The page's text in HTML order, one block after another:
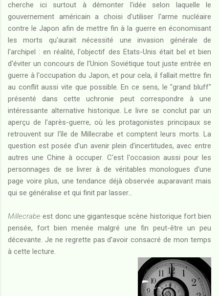
cherche ici surtout à démonter l'idée selon laquelle le
gouvernement américain a choisi d'utiliser l'arme nucléaire
contre le Japon afin de mettre fin à la guerre en économisant
les morts qu'aurait nécessité une invasion générale de
l'archipel : en réalité, l'objectif des Etats-Unis était bel et bien
d'éviter un concours de l'Union Soviétique tout juste entrée en
guerre à l'occupation du Japon, et pour cela, il fallait mettre fin
au conflit aussi vite que possible. En ce sens, le "grand bluff"
présenté dans cette uchronie peut correspondre à une
intéressante alternative historique. Le livre se conclut par un
aperçu de l'après-guerre, où les protagonistes principaux se
retrouvent sur l'île de Millecrabe et comptent leurs morts. La
question est posée d'un avenir plein d'incertitudes, avec entre
autres une Chine à occuper. C'est l'occasion aussi pour les
personnages de se livrer à de véritables monologues d'une
page voire plus, une tendance déjà observée auparavant mais
qui se généralise et qui finit par lasser...
Millecrabe est donc une gigantesque scène historique fort bien
pensée, fort bien menée malgré une fin peut-être un peu
décevante. Je ne regrette pas d'avoir consacré de mon temps
à cette lecture.